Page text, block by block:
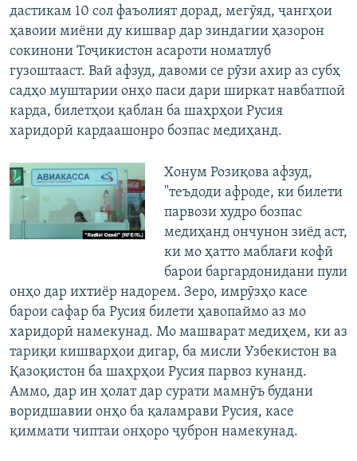
дастикам 10 сол фаъолият дорад, мегӯяд, ҷангҳои
ҳавоии миёни ду кишвар дар зиндагии ҳазорон
сокинони Тоҷикистон асароти номатлуб
гузоштааст. Вай афзуд, давоми се рӯзи ахир аз субҳ
садҳо муштарии онҳо паси дари ширкат навбатпоӣ
карда, билетҳои қаблан ба шаҳрҳои Русия
харидорӣ кардаашонро бозпас медиҳанд.
Хонум Розиқова афзуд,
"теъдоди афроде, ки билети
парвози худро бозпас
медиҳанд ончунон зиёд аст,
ки мо ҳатто маблағи кофӣ
барои баргардонидани пули
онҳо дар ихтиёр надорем. Зеро, имрӯзҳо касе
барои сафар ба Русия билети ҳавопаймо аз мо
харидорӣ намекунад. Мо машварат медиҳем, ки аз
тариқи кишварҳои дигар, ба мисли Узбекистон ва
Қазоқистон ба шаҳрҳои Русия парвоз кунанд.
Аммо, дар ин ҳолат дар сурати мамнӯъ будани
воридшавии онҳо ба қаламрави Русия, касе
қиммати чиптаи онҳоро ҷуброн намекунад.